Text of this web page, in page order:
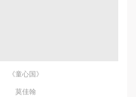
《童心国》
莫佳翰